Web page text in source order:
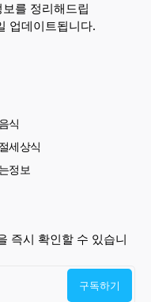
를 정리해드립
업데이트됩니다.
식
세상식
정보
즉시 확인할 수 있습니